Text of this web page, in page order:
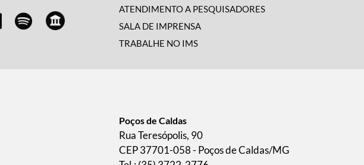
ATENDIMENTO A PESQUISADORES
SALA DE IMPRENSA
TRABALHE NO IMS
Poços de Caldas
Rua Teresópolis, 90
CEP 37701-058 - Poços de Caldas/MG